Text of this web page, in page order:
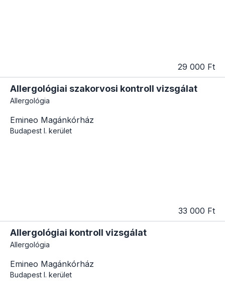
29 000 Ft
Allergológiai szakorvosi kontroll vizsgálat
Allergológia
Emineo Magánkórház
Budapest I. kerület
33 000 Ft
Allergológiai kontroll vizsgálat
Allergológia
Emineo Magánkórház
Budapest I. kerület